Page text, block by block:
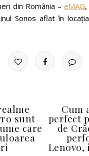
din România – eMAG,
Sonos aflat în locația
sunt
care
Cum
perfect
de
Lenovo,